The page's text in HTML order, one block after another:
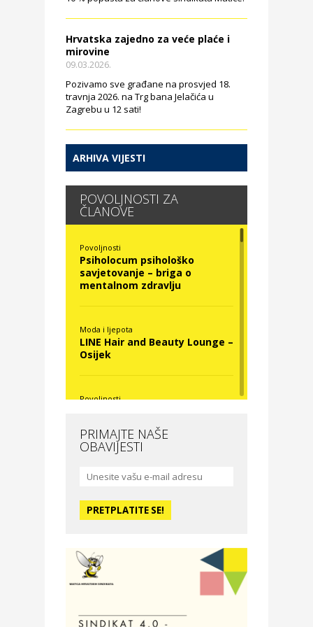
Hrvatska zajedno za veće plaće i
mirovine
09.03.2026.
Pozivamo sve građane na prosvjed 18.
travnja 2026. na Trg bana Jelačića u
Zagrebu u 12 sati!
ARHIVA VIJESTI
POVOLJNOSTI ZA
ČLANOVE
Povoljnosti
Psiholocum psihološko
savjetovanje – briga o
mentalnom zdravlju
Moda i ljepota
LINE Hair and Beauty Lounge –
Osijek
Povoljnosti
Moda i ljepota
studio – Osijek
Zdravlje i osiguranje
PRIMAJTE NAŠE
OBAVIJESTI